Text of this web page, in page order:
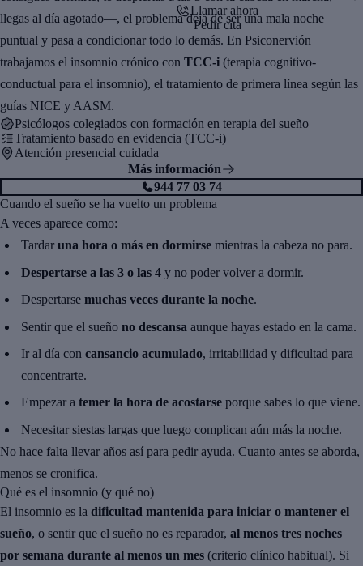
Llamar ahora
Pedir cita
llegas al día agotado—, el problema deja de ser una mala noche
puntual y pasa a condicionar todo lo demás. En Psiconervión
trabajamos el insomnio crónico con TCC-i (terapia cognitivo-
conductual para el insomnio), el tratamiento de primera línea según las
guías NICE y AASM.
Psicólogos colegiados con formación en terapia del sueño
Tratamiento basado en evidencia (TCC-i)
Atención presencial cuidada
Más información
944 77 03 74
Cuando el sueño se ha vuelto un problema
A veces aparece como:
Tardaruna hora o más en dormirse mientras la cabeza no para.
Despertarse a las 3 o las 4 y no poder volver a dormir.
Despertarsemuchas veces durante la noche.
Sentir que el sueñono descansa aunque hayas estado en la cama.
Ir al día concansancio acumulado, irritabilidad y dificultad para
concentrarte.
Empezar atemer la hora de acostarse porque sabes lo que viene.
Necesitar siestas largas que luego complican aún más la noche.
No hace falta llevar años así para pedir ayuda. Cuanto antes se aborda,
menos se cronifica.
Qué es el insomnio (y qué no)
El insomnio es la dificultad mantenida para iniciar o mantener el
sueño, o sentir que el sueño no es reparador, al menos tres noches
por semana durante al menos un mes (criterio clínico habitual). Si